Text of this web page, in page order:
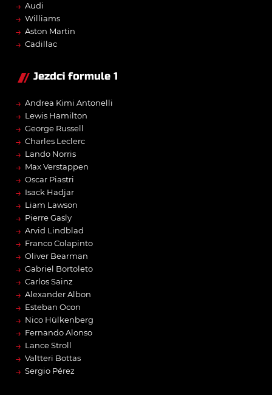
→ Audi
→ Williams
→ Aston Martin
→ Cadillac
Jezdci formule 1
→ Andrea Kimi Antonelli
→ Lewis Hamilton
→ George Russell
→ Charles Leclerc
→ Lando Norris
→ Max Verstappen
→ Oscar Piastri
→ Isack Hadjar
→ Liam Lawson
→ Pierre Gasly
→ Arvid Lindblad
→ Franco Colapinto
→ Oliver Bearman
→ Gabriel Bortoleto
→ Carlos Sainz
→ Alexander Albon
→ Esteban Ocon
→ Nico Hülkenberg
→ Fernando Alonso
→ Lance Stroll
→ Valtteri Bottas
→ Sergio Pérez